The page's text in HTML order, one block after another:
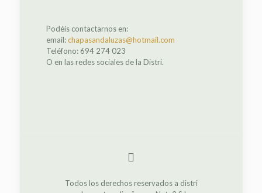
Podéis contactarnos en:
email:chapasandaluzas@hotmail.com
Teléfono: 694 274 023
O en las redes sociales de la Distri.
Todos los derechos reservados a distri